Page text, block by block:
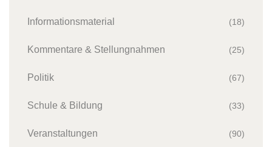
Informationsmaterial (18)
Kommentare & Stellungnahmen (25)
Politik (67)
Schule & Bildung (33)
Veranstaltungen (90)